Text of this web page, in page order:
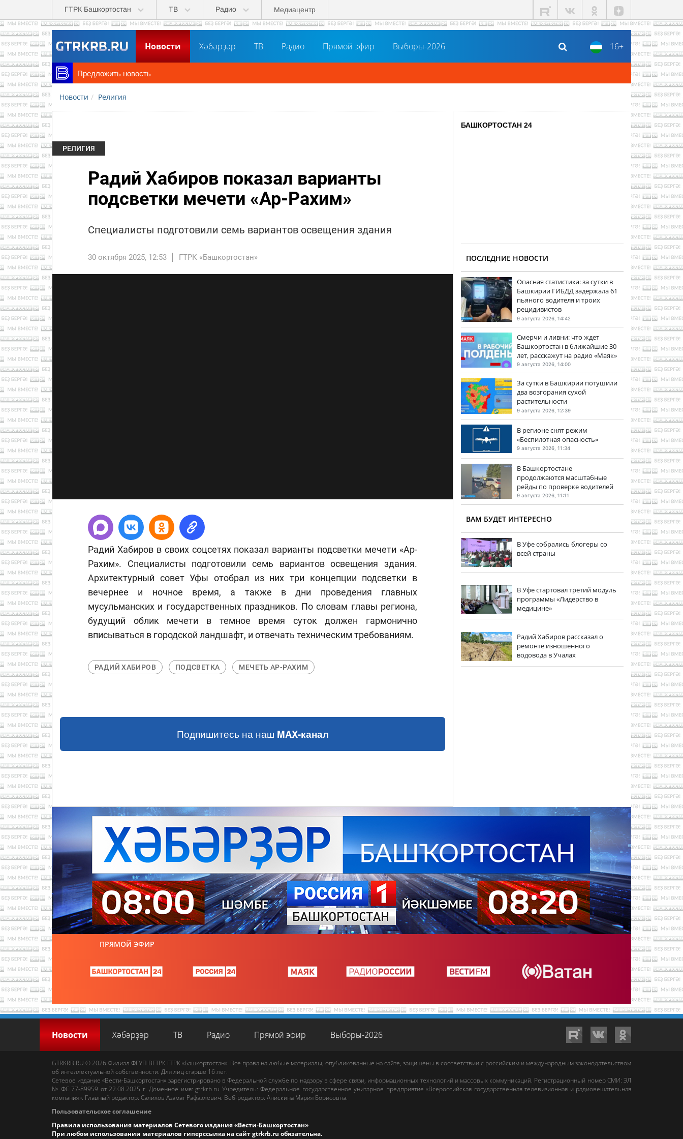
Перейти к основному содержанию
ГТРК Башкортостан ТВ Радио Медиацентр
16+
Новости Хәбәрҙәр ТВ Радио Прямой эфир Выборы-2026
Предложить новость
Новости Религия
РЕЛИГИЯ
Радий Хабиров показал варианты
подсветки мечети «Ар-Рахим»
Специалисты подготовили семь вариантов освещения здания
30 октября 2025, 12:53 ГТРК «Башкортостан»
Радий Хабиров в своих соцсетях показал варианты подсветки мечети «Ар-
Рахим». Специалисты подготовили семь вариантов освещения здания.
Архитектурный совет Уфы отобрал из них три концепции подсветки в
вечернее и ночное время, а также в дни проведения главных
мусульманских и государственных праздников. По словам главы региона,
будущий облик мечети в темное время суток должен гармонично
вписываться в городской ландшафт, и отвечать техническим требованиям.
РАДИЙ ХАБИРОВ ПОДСВЕТКА МЕЧЕТЬ АР-РАХИМ
Подпишитесь на наш MAX-канал
БАШКОРТОСТАН 24
ПОСЛЕДНИЕ НОВОСТИ
Опасная статистика: за сутки в
Башкирии ГИБДД задержала 61
пьяного водителя и троих
рецидивистов
9 августа 2026, 14:42
Смерчи и ливни: что ждет
Башкортостан в ближайшие 30
лет, расскажут на радио «Маяк»
9 августа 2026, 14:00
За сутки в Башкирии потушили
два возгорания сухой
растительности
9 августа 2026, 12:39
В регионе снят режим
«Беспилотная опасность»
9 августа 2026, 11:34
В Башкортостане
продолжаются масштабные
рейды по проверке водителей
9 августа 2026, 11:11
ВАМ БУДЕТ ИНТЕРЕСНО
В Уфе собрались блогеры со
всей страны
В Уфе стартовал третий модуль
программы «Лидерство в
медицине»
Радий Хабиров рассказал о
ремонте изношенного
водовода в Учалах
ПРЯМОЙ ЭФИР
Новости Хәбәрҙәр ТВ Радио Прямой эфир Выборы-2026
GTRKRB.RU © 2026 Филиал ФГУП ВГТРК ГТРК «Башкортостан». Все права на любые материалы, опубликованные на сайте, защищены в соответствии с российским и международным законодательством
об интеллектуальной собственности. Для лиц старше 16 лет.
Сетевое издание «Вести-Башкортостан» зарегистрировано в Федеральной службе по надзору в сфере связи, информационных технологий и массовых коммуникаций. Регистрационный номер СМИ: ЭЛ
№ ФС 77-89959 от 22.08.2025 г. Доменное имя:gtrkrb.ru Учредитель: Федеральное государственное унитарное предприятие «Всероссийская государственная телевизионная и радиовещательная
компания». Главный редактор: Салихов Азамат Рафаэлевич. Веб-редактор: Анискина Мария Борисовна.
Пользовательское соглашение
Правила использования материалов Сетевого издания «Вести-Башкортостан»
При любом использовании материалов гиперссылка на сайтgtrkrb.ru обязательна.